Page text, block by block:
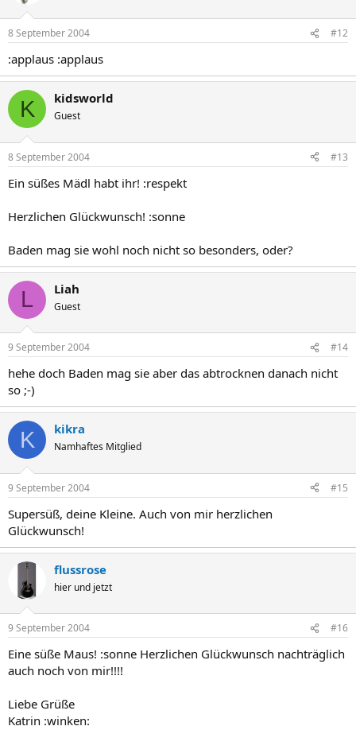
8 September 2004 #12
:applaus :applaus
K kidsworld
Guest
8 September 2004 #13
Ein süßes Mädl habt ihr! :respekt
Herzlichen Glückwunsch! :sonne
Baden mag sie wohl noch nicht so besonders, oder?
L Liah
Guest
9 September 2004 #14
hehe doch Baden mag sie aber das abtrocknen danach nicht
so ;-)
K kikra
Namhaftes Mitglied
9 September 2004 #15
Supersüß, deine Kleine. Auch von mir herzlichen
Glückwunsch!
flussrose
hier und jetzt
9 September 2004 #16
Eine süße Maus! :sonne Herzlichen Glückwunsch nachträglich
auch noch von mir!!!!
Liebe Grüße
Katrin :winken: